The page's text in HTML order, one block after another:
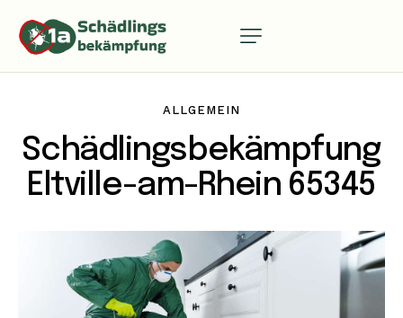
ALLGEMEIN
Schädlingsbekämpfung
Eltville-am-Rhein 65345